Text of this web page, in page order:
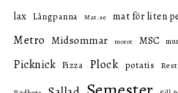
lax Långpanna Mat.se mat för liten
Metro Midsommar morot MSC
Picknick Pizza Plock potatis